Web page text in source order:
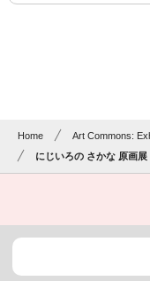
Home
Art Commons:
にじいろの さかな 原画展